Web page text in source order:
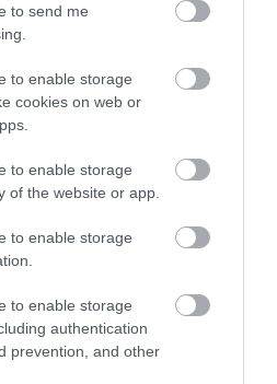
to send me
to enable storage
cookies on web or
to enable storage
of the website or app.
to enable storage
to enable storage
authentication
prevention, and other